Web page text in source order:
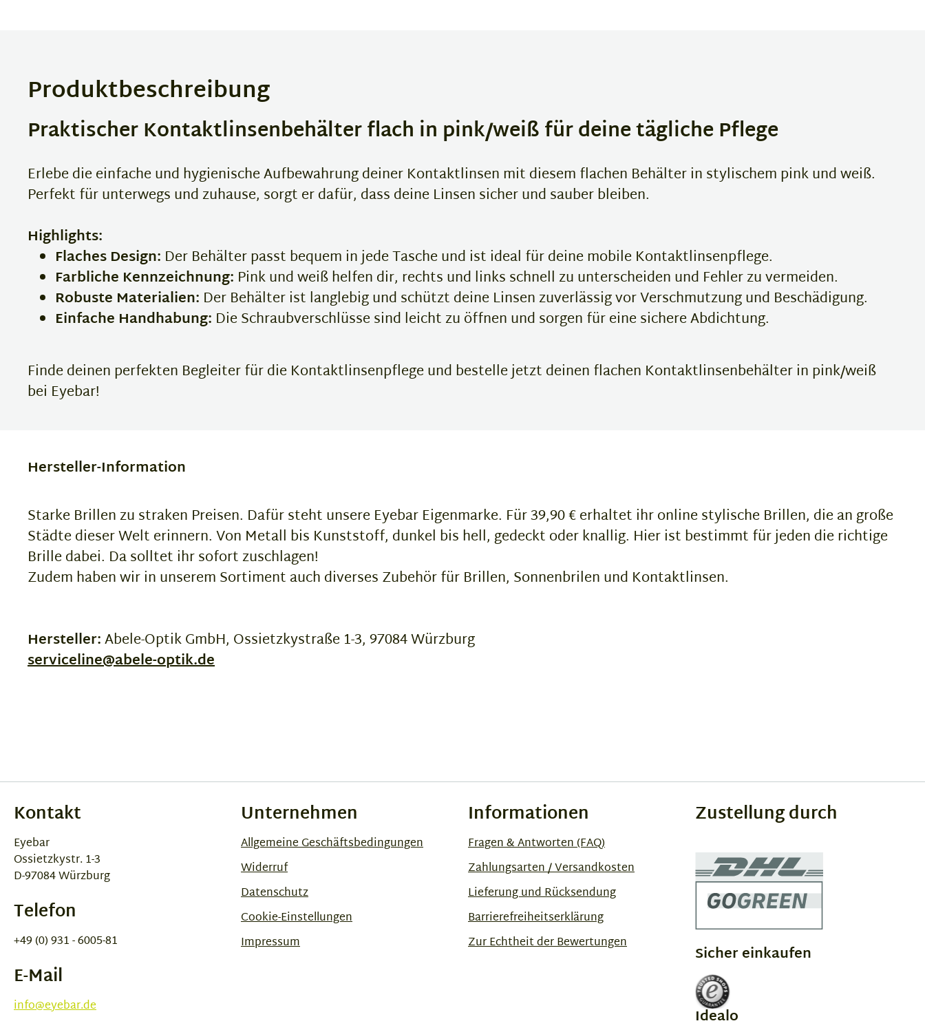
Produktbeschreibung
Praktischer Kontaktlinsenbehälter flach in pink/weiß für deine tägliche Pflege
Erlebe die einfache und hygienische Aufbewahrung deiner Kontaktlinsen mit diesem flachen Behälter in stylischem pink und weiß.
Perfekt für unterwegs und zuhause, sorgt er dafür, dass deine Linsen sicher und sauber bleiben.
Highlights:
Flaches Design: Der Behälter passt bequem in jede Tasche und ist ideal für deine mobile Kontaktlinsenpflege.
Farbliche Kennzeichnung: Pink und weiß helfen dir, rechts und links schnell zu unterscheiden und Fehler zu vermeiden.
Robuste Materialien: Der Behälter ist langlebig und schützt deine Linsen zuverlässig vor Verschmutzung und Beschädigung.
Einfache Handhabung: Die Schraubverschlüsse sind leicht zu öffnen und sorgen für eine sichere Abdichtung.
Finde deinen perfekten Begleiter für die Kontaktlinsenpflege und bestelle jetzt deinen flachen Kontaktlinsenbehälter in pink/weiß
bei Eyebar!
Hersteller-Information
Starke Brillen zu straken Preisen. Dafür steht unsere Eyebar Eigenmarke. Für 39,90 € erhaltet ihr online stylische Brillen, die an große
Städte dieser Welt erinnern. Von Metall bis Kunststoff, dunkel bis hell, gedeckt oder knallig. Hier ist bestimmt für jeden die richtige
Brille dabei. Da solltet ihr sofort zuschlagen!
Zudem haben wir in unserem Sortiment auch diverses Zubehör für Brillen, Sonnenbrilen und Kontaktlinsen.
Hersteller:Abele-Optik GmbH, Ossietzkystraße 1-3, 97084 Würzburg
serviceline@abele-optik.de
Kontakt
Eyebar
Ossietzkystr. 1-3
D-97084 Würzburg
Telefon
+49 (0) 931 - 6005-81
E-Mail
info@eyebar.de
Unternehmen
Allgemeine Geschäftsbedingungen
Widerruf
Datenschutz
Cookie-Einstellungen
Impressum
Informationen
Fragen & Antworten (FAQ)
Zahlungsarten / Versandkosten
Lieferung und Rücksendung
Barrierefreiheitserklärung
Zur Echtheit der Bewertungen
Zustellung durch
Sicher einkaufen
Idealo